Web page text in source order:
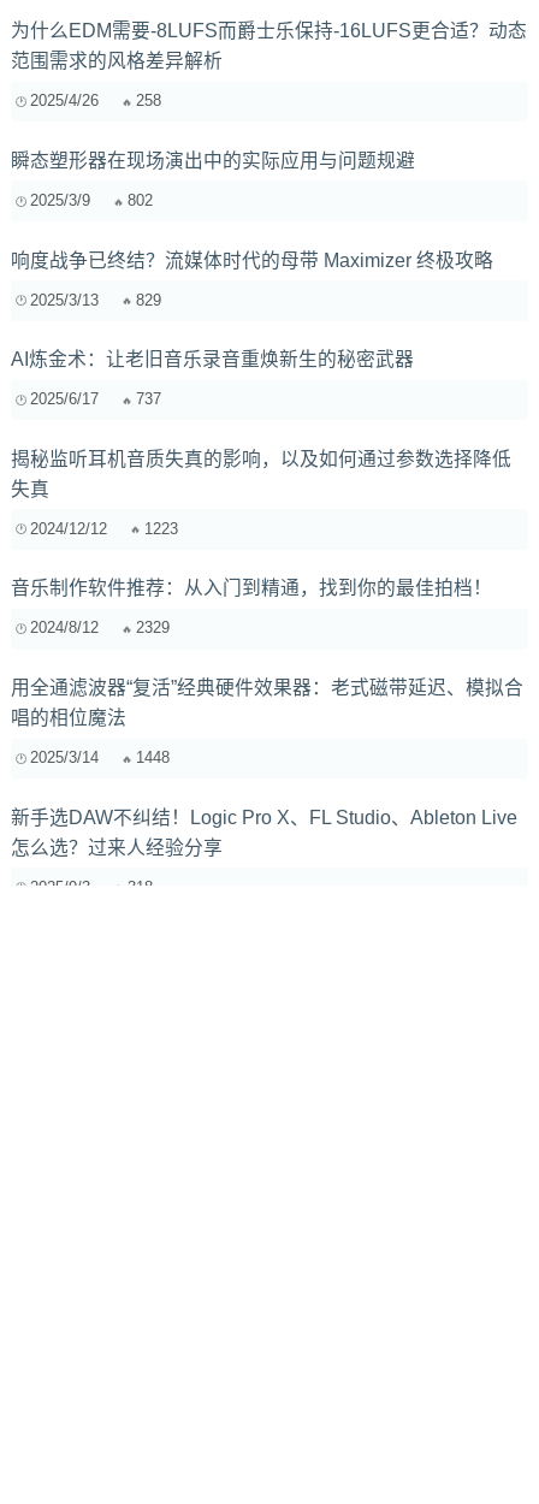
为什么EDM需要-8LUFS而爵士乐保持-16LUFS更合适？动态
范围需求的风格差异解析
2025/4/26 258
瞬态塑形器在现场演出中的实际应用与问题规避
2025/3/9 802
响度战争已终结？流媒体时代的母带 Maximizer 终极攻略
2025/3/13 829
AI炼金术：让老旧音乐录音重焕新生的秘密武器
2025/6/17 737
揭秘监听耳机音质失真的影响，以及如何通过参数选择降低
失真
2024/12/12 1223
音乐制作软件推荐：从入门到精通，找到你的最佳拍档！
2024/8/12 2329
用全通滤波器“复活”经典硬件效果器：老式磁带延迟、模拟合
唱的相位魔法
2025/3/14 1448
新手选DAW不纠结！Logic Pro X、FL Studio、Ableton Live
怎么选？过来人经验分享
2025/9/3 318